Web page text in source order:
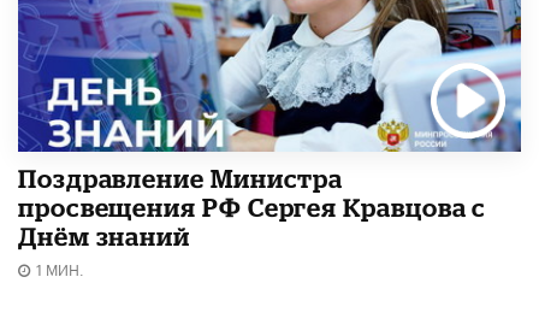
Поздравление Министра
просвещения РФ Сергея Кравцова с
Днём знаний
1 МИН.